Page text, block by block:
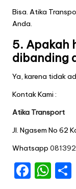
Bisa. Atika
Anda.
5. Apakah
dibanding
Ya, karena tidak
Kontak Kami :
Atika Transport
Jl. Ngasem No 62
Whatsapp
F
W